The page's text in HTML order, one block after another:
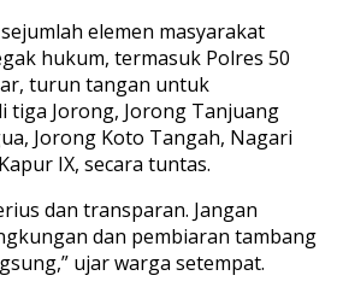
elemen masyarakat
hukum, termasuk Polres 50
turun tangan untuk
tiga Jorong, Jorong Tanjuang
Jorong Koto Tangah, Nagari
IX, secara tuntas.
dan transparan. Jangan
dan pembiaran tambang
ujar warga setempat.